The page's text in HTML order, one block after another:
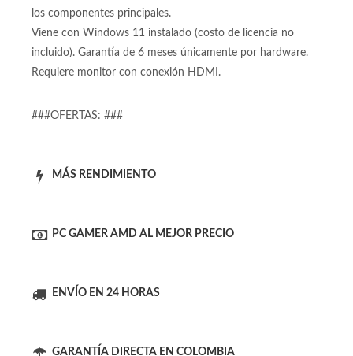
los componentes principales.
Viene con Windows 11 instalado (costo de licencia no
incluido). Garantía de 6 meses únicamente por hardware.
Requiere monitor con conexión HDMI.
###OFERTAS: ###
MÁS RENDIMIENTO
PC GAMER AMD AL MEJOR PRECIO
ENVÍO EN 24 HORAS
GARANTÍA DIRECTA EN COLOMBIA